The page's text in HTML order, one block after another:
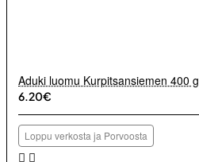
Aduki luomu Kurpitsansiemen 400 g
6.20€
Loppu verkosta ja Porvoosta